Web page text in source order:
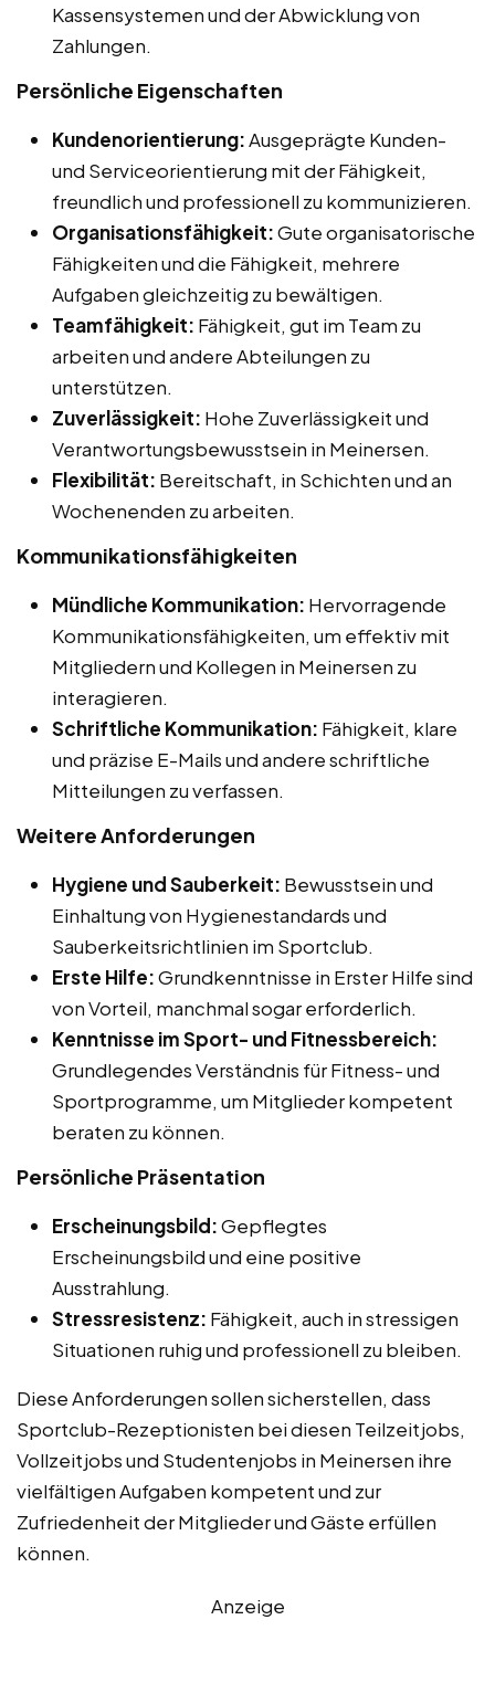
Kassensystemen und der Abwicklung von
Zahlungen.
Persönliche Eigenschaften
Kundenorientierung:Ausgeprägte Kunden-
und Serviceorientierung mit der Fähigkeit,
freundlich und professionell zu kommunizieren.
Organisationsfähigkeit:Gute organisatorische
Fähigkeiten und die Fähigkeit, mehrere
Aufgaben gleichzeitig zu bewältigen.
Teamfähigkeit: Fähigkeit, gut im Team zu
arbeiten und andere Abteilungen zu
unterstützen.
Zuverlässigkeit: Hohe Zuverlässigkeit und
Verantwortungsbewusstsein in Meinersen.
Flexibilität: Bereitschaft, in Schichten und an
Wochenenden zu arbeiten.
Kommunikationsfähigkeiten
Mündliche Kommunikation: Hervorragende
Kommunikationsfähigkeiten, um effektiv mit
Mitgliedern und Kollegen in Meinersen zu
interagieren.
Schriftliche Kommunikation: Fähigkeit, klare
und präzise E-Mails und andere schriftliche
Mitteilungen zu verfassen.
Weitere Anforderungen
Hygiene und Sauberkeit: Bewusstsein und
Einhaltung von Hygienestandards und
Sauberkeitsrichtlinien im Sportclub.
Erste Hilfe:Grundkenntnisse in Erster Hilfe sind
von Vorteil, manchmal sogar erforderlich.
Kenntnisse im Sport- und Fitnessbereich:
Grundlegendes Verständnis für Fitness- und
Sportprogramme, um Mitglieder kompetent
beraten zu können.
Persönliche Präsentation
Erscheinungsbild:Gepflegtes
Erscheinungsbild und eine positive
Ausstrahlung.
Stressresistenz: Fähigkeit, auch in stressigen
Situationen ruhig und professionell zu bleiben.
Diese Anforderungen sollen sicherstellen, dass
Sportclub-Rezeptionisten bei diesen Teilzeitjobs,
Vollzeitjobs und Studentenjobs in Meinersen ihre
vielfältigen Aufgaben kompetent und zur
Zufriedenheit der Mitglieder und Gäste erfüllen
können.
Anzeige